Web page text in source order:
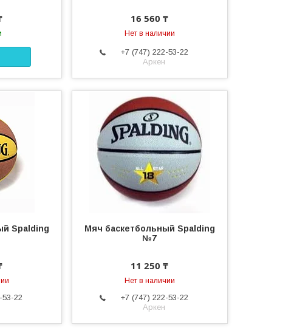
16 560 ₸
Нет в наличии
+7 (747) 222-53-22
Аркен
Spalding
53-22
Мяч баскетбольный Spalding
№7
11 250 ₸
Нет в наличии
+7 (747) 222-53-22
Аркен